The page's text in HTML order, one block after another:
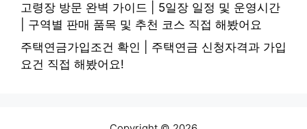
고령장 방문 완벽 가이드 | 5일장 일정 및 운영시간
| 구역별 판매 품목 및 추천 코스 직접 해봤어요
주택연금가입조건 확인 | 주택연금 신청자격과 가입
요건 직접 해봤어요!